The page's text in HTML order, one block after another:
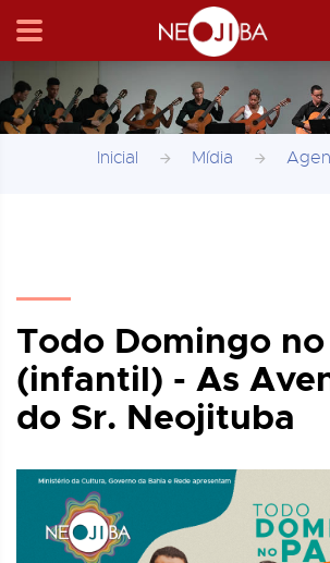
Inicial Mídia
Todo Domingo
(infantil) - As
do Sr. Neojituba